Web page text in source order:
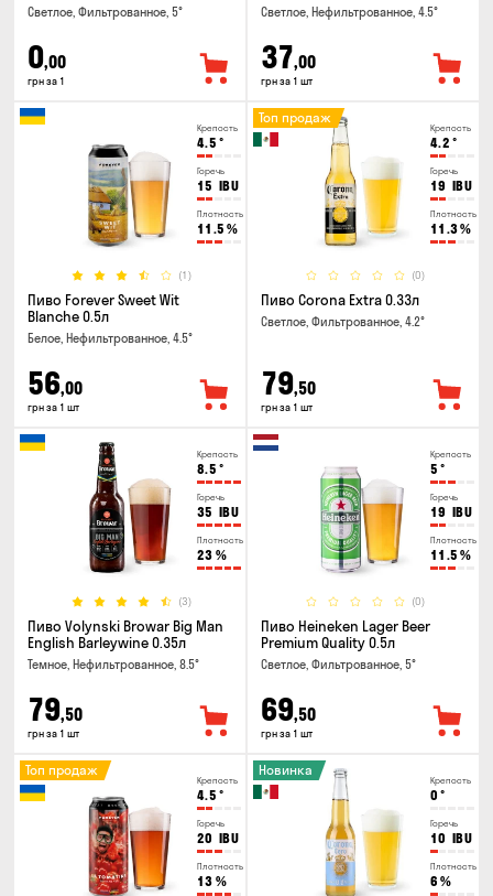
Светлое, Фильтрованное, 5°
0,00
грн за 1
Светлое, Нефильтрованное, 4.5°
37,00
грн за 1 шт
Крепость
4.5 °
Горечь
15 IBU
Плотность
11.5 %
(1)
Пиво Forever Sweet Wit
Blanche 0.5л
Белое, Нефильтрованное, 4.5°
56,00
грн за 1 шт
Крепость
4.2 °
Горечь
19 IBU
Плотность
11.3%
(0)
Топ продаж
Пиво Corona Extra 0.33л
Светлое, Фильтрованное, 4.2°
79,50
грн за 1 шт
Крепость
8.5 °
Горечь
35 IBU
Плотность
23 %
(3)
Пиво Volynski Browar Big Man
English Barleywine 0.35л
Темное, Нефильтрованное, 8.5°
79,50
грн за 1 шт
Крепость
5 °
Горечь
19 IBU
Плотность
11.5 %
(0)
Пиво Heineken Lager Beer
Premium Quality 0.5л
Светлое, Фильтрованное, 5°
69,50
грн за 1 шт
Крепость
4.5 °
Горечь
20 IBU
Плотность
13 %
Топ продаж
Крепость
0 °
Горечь
10 IBU
Плотность
6 %
Новинка